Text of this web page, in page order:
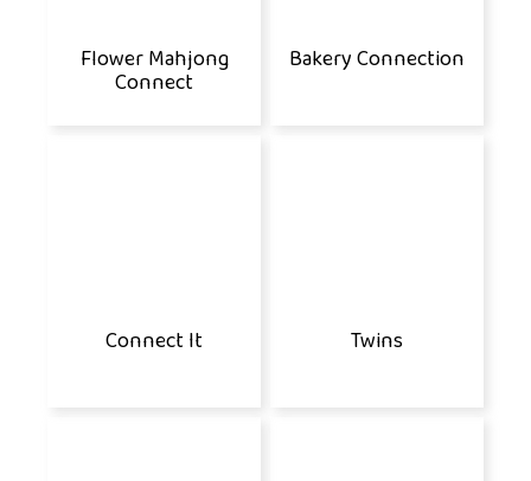
Flower Mahjong
Connect
Bakery Connection
Connect It Twins